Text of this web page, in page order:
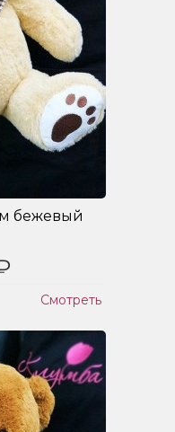
бежевый
Смотреть